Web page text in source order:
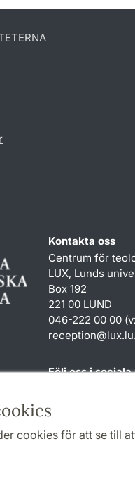
cookies för att se till
Kontakta oss
Centrum för
LUX, Lunds
Box 192
221 00 LUND
046-222 00 00
reception@lux.lu.
Följ oss i